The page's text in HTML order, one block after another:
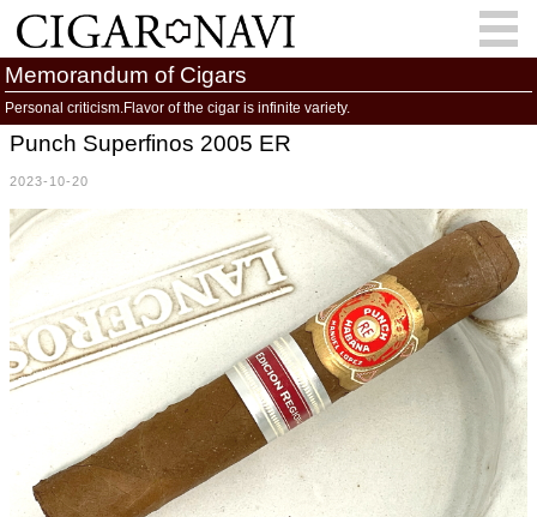
会員登録 お問い合わせ
Cigar Information Cigar Column
Memorandum 葉巻人
Cigar Map
Memorandum of Cigars
Personal criticism.Flavor of the cigar is infinite variety.
Punch Superfinos 2005 ER
2023-10-20